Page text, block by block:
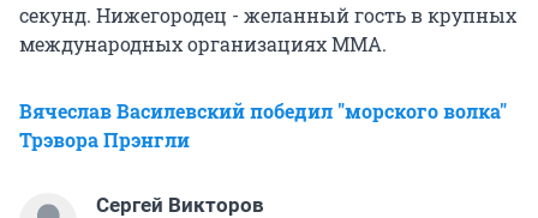
секунд. Нижегородец - желанный гость в крупных
международных организациях ММА.
Вячеслав Василевский победил "морского волка"
Трэвора Прэнгли
Сергей Викторов